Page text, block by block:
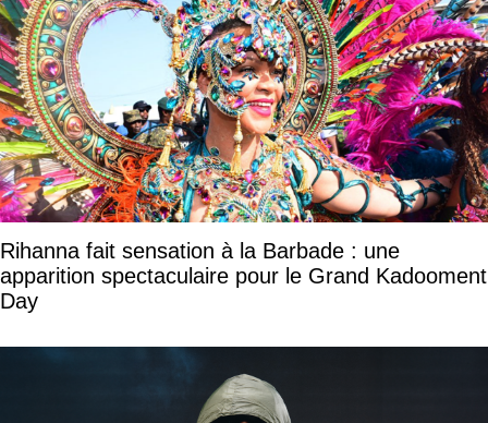
Rihanna fait sensation à la Barbade : une
apparition spectaculaire pour le Grand Kadooment
Day